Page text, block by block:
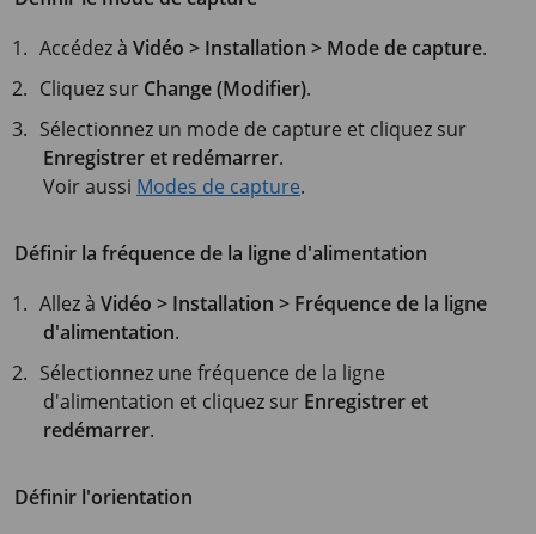
Accédez àVidéo > Installation > Mode de capture.
Cliquez sur Change (Modifier).
Sélectionnez un mode de capture et cliquez sur
Enregistrer et redémarrer.
Voir aussi Modes de capture.
Définir la fréquence de la ligne d'alimentation
Allez àVidéo > Installation > Fréquence de la ligne
d'alimentation.
Sélectionnez une fréquence de la ligne
d'alimentation et cliquez sur Enregistrer et
redémarrer.
Définir l'orientation